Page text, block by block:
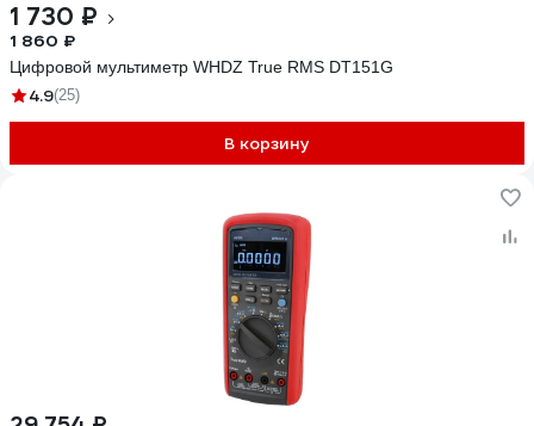
1 730 ₽
1 860 ₽
Цифровой мультиметр WHDZ True RMS DT151G
4.9(25)
В корзину